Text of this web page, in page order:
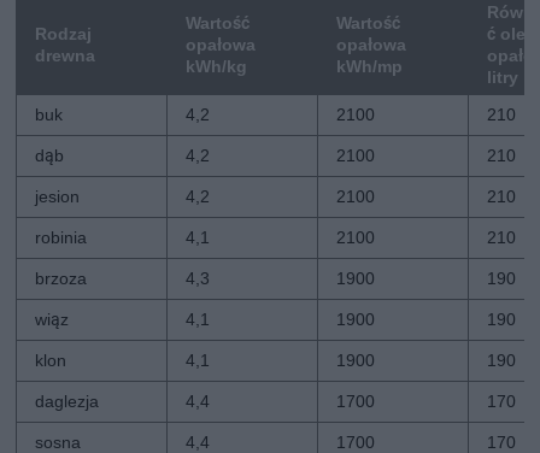
Rodzaj
drewna
Wartość
opałowa
kWh/kg
Wartość
opałowa
kWh/mp
ć
litry
buk
4,2 2100 210
dąb 4,2 2100 210
jesion 4,2 2100 210
robinia 4,1 2100 210
brzoza 4,3 1900 190
wiąz 4,1 1900 190
klon 4,1 1900 190
daglezja 4,4 1700 170
sosna 4,4 1700 170